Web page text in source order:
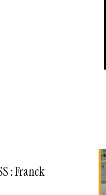
: Franck